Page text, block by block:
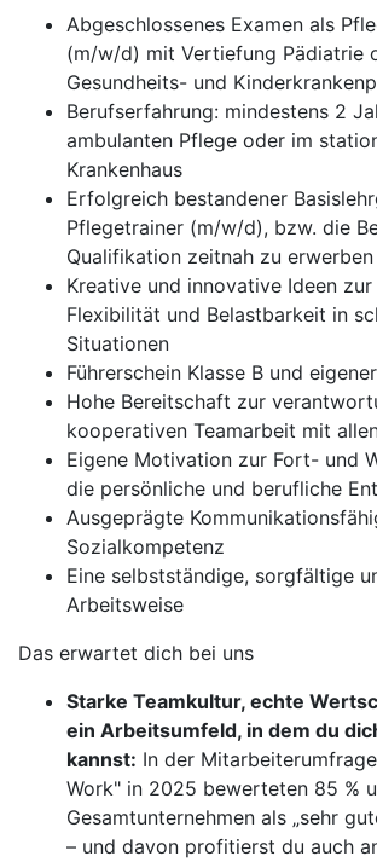
Abgeschlossenes Examen als
(m/w/d) mit Vertiefung Pädiatrie
Gesundheits- und
Berufserfahrung: mindestens 2
ambulanten Pflege oder im
Krankenhaus
Erfolgreich bestandener
Pflegetrainer (m/w/d), bzw. die
Qualifikation zeitnah zu erwerben
Kreative und innovative Ideen
Flexibilität und Belastbarkeit in
Situationen
Führerschein Klasse B und
Hohe Bereitschaft zur
kooperativen Teamarbeit mit
Eigene Motivation zur Fort- und
die persönliche und berufliche
Ausgeprägte
Sozialkompetenz
Eine selbstständige, sorgfältige
Arbeitsweise
Das erwartet dich bei uns
Starke Teamkultur, echte
ein Arbeitsumfeld, in dem du
kannst: In der
Work" in 2025 bewerteten 85 %
Gesamtunternehmen als „sehr
– und davon profitierst du auch